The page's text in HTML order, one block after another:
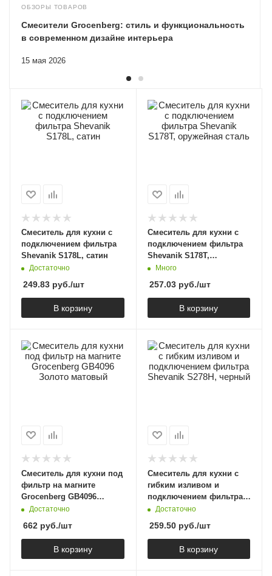
ОБЗОРЫ ТОВАРОВ
15 мая 2026
Смесители Grocenberg: стиль и функциональность
в современном дизайне интерьера
Смеситель для кухни с
подключением фильтра
Shevanik S178L, сатин
Достаточно
249.83 руб./шт
В корзину
Смеситель для кухни с
подключением фильтра
Shevanik S178T,
оружейная сталь
Много
257.03руб./шт
В корзину
Смеситель для кухни под
фильтр на магните
Grocenberg GB4096
Золото матовый
Достаточно
662 руб./шт
В корзину
Смеситель для кухни с
гибким изливом и
подключением фильтра
Shevanik S278H, черный
Достаточно
259.50руб./шт
В корзину